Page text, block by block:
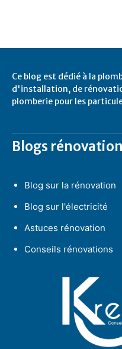
Ce blog est dédié à la
d'installation, de
plomberie pour les
Blogs
Blog sur la rénovation
Blog sur l'électricité
Astuces rénovation
Conseils rénovations